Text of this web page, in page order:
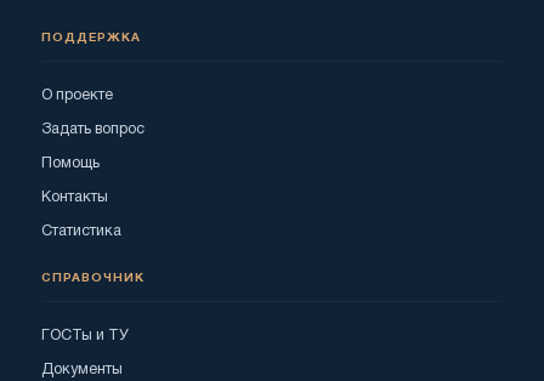
ПОДДЕРЖКА
О проекте
Задать вопрос
Помощь
Контакты
Статистика
СПРАВОЧНИК
ГОСТы и ТУ
Документы